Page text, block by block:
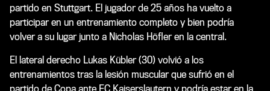
partido en Stuttgart. El jugador de 25 años ha vuelto a
participar en un entrenamiento completo y bien podría
volver a su lugar junto a Nicholas Höfler en la central.
El lateral derecho Lukas Kübler (30) volvió a los
entrenamientos tras la lesión muscular que sufrió en el